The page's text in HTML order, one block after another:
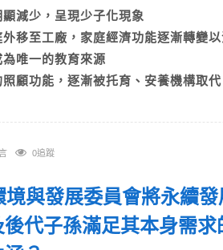
減少，呈現少子化現象
移至工廠，家庭經濟功能逐漸轉變以
唯一的教育來源
顧功能，逐漸被托育、安養機構取代
0追蹤
境與發展委員會將永續
代子孫滿足其本身需